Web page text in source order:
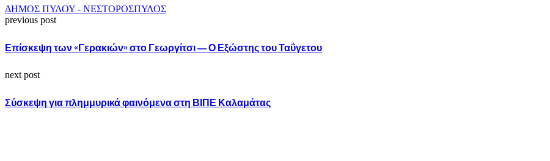
ΔΗΜΟΣ ΠΥΛΟΥ - ΝΕΣΤΟΡΟΣΠΥΛΟΣ
previous post
Επίσκεψη των «Γερακιών» στο Γεωργίτσι — Ο Εξώστης του Ταΰγετου
next post
Σύσκεψη για πλημμυρικά φαινόμενα στη ΒΙΠΕ Καλαμάτας